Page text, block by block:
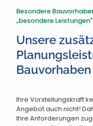
Besondere
„besondere
Unsere
Bauvorhaben
Ihre Vorstellungskraft
Angebot auch nicht!
Ihre Anforderungen